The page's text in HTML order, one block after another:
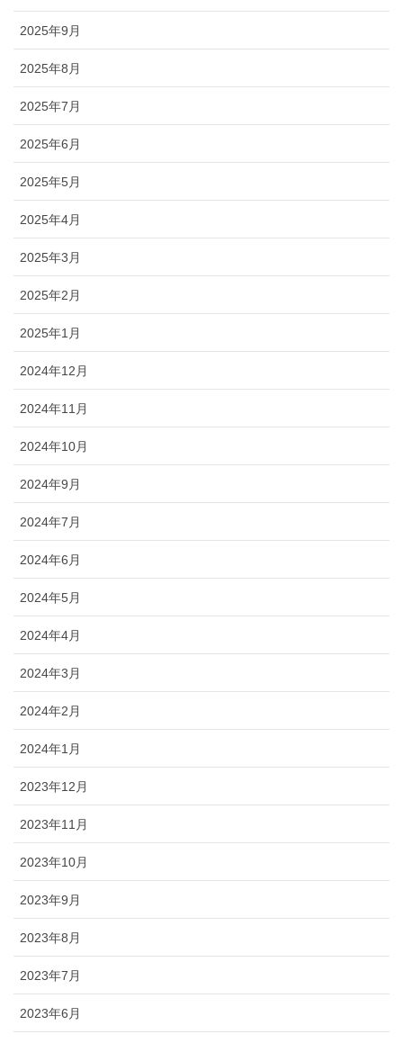
2025年9月
2025年8月
2025年7月
2025年6月
2025年5月
2025年4月
2025年3月
2025年2月
2025年1月
2024年12月
2024年11月
2024年10月
2024年9月
2024年7月
2024年6月
2024年5月
2024年4月
2024年3月
2024年2月
2024年1月
2023年12月
2023年11月
2023年10月
2023年9月
2023年8月
2023年7月
2023年6月